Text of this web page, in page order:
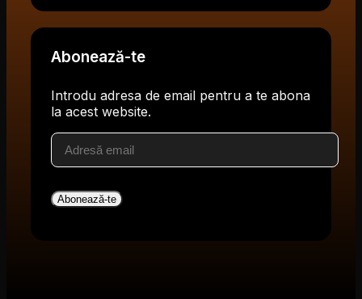
Abonează-te
Introdu adresa de email pentru a te abona
la acest website.
Adresă
email
Abonează-te